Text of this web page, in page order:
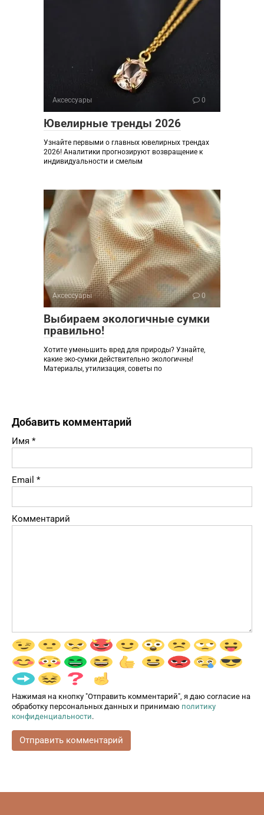
Аксессуары 0
Ювелирные тренды 2026
Узнайте первыми о главных ювелирных трендах
2026! Аналитики прогнозируют возвращение к
индивидуальности и смелым
Аксессуары 0
Выбираем экологичные сумки
правильно!
Хотите уменьшить вред для природы? Узнайте,
какие эко-сумки действительно экологичны!
Материалы, утилизация, советы по
Добавить комментарий
Имя *
Email *
Комментарий
Нажимая на кнопку "Отправить комментарий", я даю согласие на
обработку персональных данных и принимаю политику
конфиденциальности.